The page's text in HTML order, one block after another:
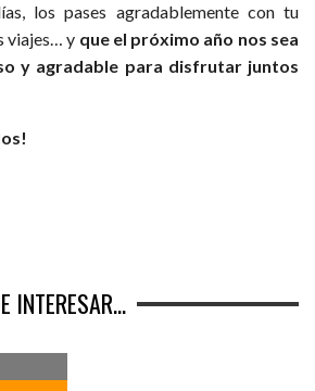
los pases agradablemente con tu
viajes… y que el próximo año nos sea
y agradable para disfrutar juntos
INTERESAR...